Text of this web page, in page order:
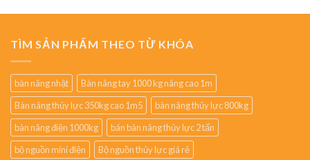
TÌM SẢN PHẨM THEO TỪ KHÓA
bàn nâng nhật
Bàn nâng tay 1000 kg nâng cao 1m
Bàn nâng thủy lực 350kg cao 1m5
bàn nâng thủy lực 800kg
bàn nâng điện 1000kg
bán bàn nâng thủy lực 2 tấn
bộ nguồn mini điện
Bộ nguồn thủy lực giá rẻ